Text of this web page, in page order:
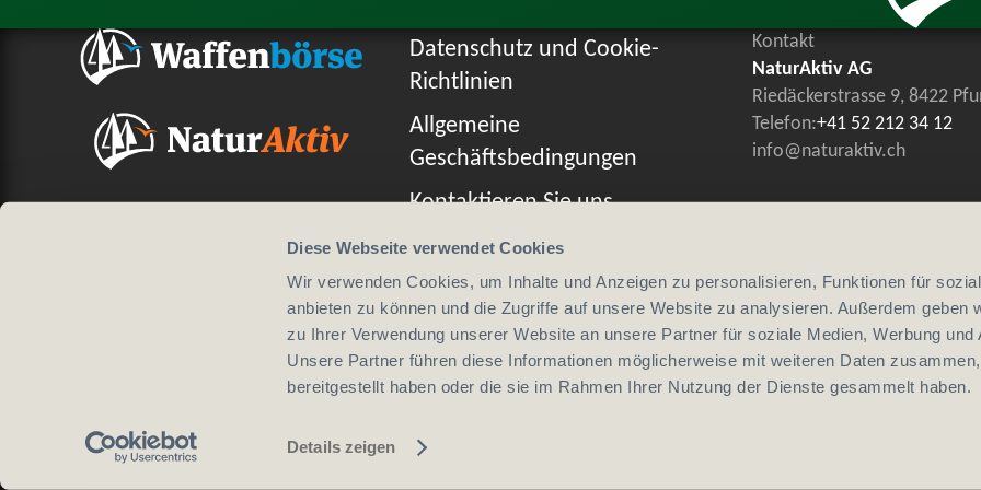
Diese Webseite verwendet Cookies
Wir verwenden Cookies, um Inhalte und Anzeigen zu personalisieren, Funktionen für
anbieten zu können und die Zugriffe auf unsere Website zu analysieren. Außerdem geben
zu Ihrer Verwendung unserer Website an unsere Partner für soziale Medien, Werbung und
Unsere Partner führen diese Informationen möglicherweise mit weiteren Daten
bereitgestellt haben oder die sie im Rahmen Ihrer Nutzung der Dienste gesammelt haben.
Details zeigen
Datenschutz und Cookie-
Richtlinien
Allgemeine
Geschäftsbedingungen
Kontaktieren Sie uns
Kontakt
NaturAktiv AG
Riedäckerstrasse 9, 8422
Telefon:+41 52 212 34 12
info@naturaktiv.ch
Design von